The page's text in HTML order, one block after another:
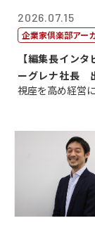
2026.07.15
企業家倶楽部アー
【編集長イン
ーグレナ社長
視座を高め経営